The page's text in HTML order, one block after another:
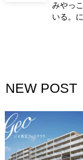
みやっ
いる。
NEW POST